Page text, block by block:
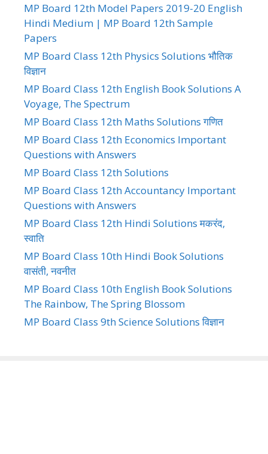
MP Board 12th Model Papers 2019-20 English
Hindi Medium | MP Board 12th Sample
Papers
MP Board Class 12th Physics Solutions भौतिक
विज्ञान
MP Board Class 12th English Book Solutions A
Voyage, The Spectrum
MP Board Class 12th Maths Solutions गणित
MP Board Class 12th Economics Important
Questions with Answers
MP Board Class 12th Solutions
MP Board Class 12th Accountancy Important
Questions with Answers
MP Board Class 12th Hindi Solutions मकरंद,
स्वाति
MP Board Class 10th Hindi Book Solutions
वासंती, नवनीत
MP Board Class 10th English Book Solutions
The Rainbow, The Spring Blossom
MP Board Class 9th Science Solutions विज्ञान